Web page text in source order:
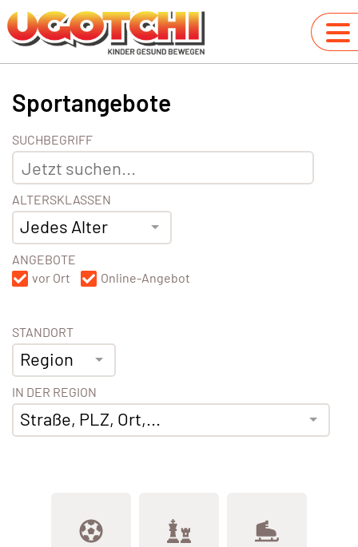
Sportangebote
SUCHBEGRIFF
ALTERSKLASSEN
Jedes Alter
ANGEBOTE
vor Ort
Online-Angebot
STANDORT
Region
IN DER REGION
Straße, PLZ, Ort,...